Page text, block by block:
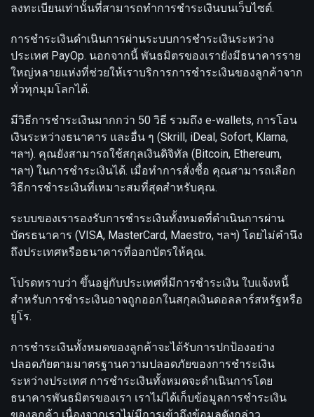
ลงทะเบียนเท่านั้นที่สามารถทำการชำระเงินบนเว็บไซต์.
การชำระเงินดำเนินการผ่านระบบการชำระเงินระหว่าง
ประเทศ PayOp. นอกจากนี้ พันธมิตรของเรายังมีธนาคารราย
ใหญ่หลายแห่งที่ช่วยให้เราบริการการชำระเงินของลูกค้าจาก
ทั่วทุกมุมโลกได้.
มีวิธีการชำระเงินมากกว่า 50 วิธี รวมถึง e-wallets, การโอน
เงินระหว่างธนาคาร และอื่น ๆ (Skrill, iDeal, Sofort, Klarna,
ฯลฯ). คุณยังสามารถใช้สกุลเงินดิจิทัล (Bitcoin, Ethereum,
ฯลฯ) ในการชำระเงินได้. เมื่อทำการสั่งซื้อ คุณสามารถเลือก
วิธีการชำระเงินที่เหมาะสมที่สุดสำหรับคุณ.
ระบบของเรารองรับการชำระเงินทั้งหมดที่ดำเนินการผ่าน
บัตรธนาคาร (VISA, MasterCard, Maestro, ฯลฯ) โดยไม่คำนึง
ถึงประเทศหรือธนาคารที่ออกบัตรให้คุณ.
โปรดทราบว่า ขึ้นอยู่กับประเทศที่มีการชำระเงิน ใบแจ้งหนี้
สำหรับการชำระเงินอาจถูกออกในสกุลเงินดอลลาร์สหรัฐหรือ
ยูโร.
การชำระเงินทั้งหมดของลูกค้าจะได้รับการปกป้องอย่าง
ปลอดภัยตามมาตรฐานความปลอดภัยของการชำระเงิน
ระหว่างประเทศ การชำระเงินทั้งหมดจะดำเนินการโดย
ธนาคารพันธมิตรของเรา เราไม่ได้เก็บข้อมูลการชำระเงิน